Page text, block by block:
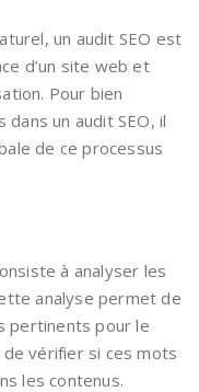
un audit SEO est
d’un site web et
Pour bien
un audit SEO, il
de ce processus
à analyser les
analyse permet de
pertinents pour le
vérifier si ces mots
les contenus.